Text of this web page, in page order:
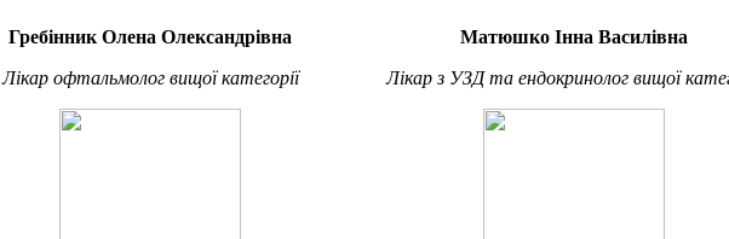
Гребінник Олена Олександрівна
Лікар офтальмолог вищої категорії
Матюшко Інна Василівна
Лікар з УЗД та ендокринолог вищої